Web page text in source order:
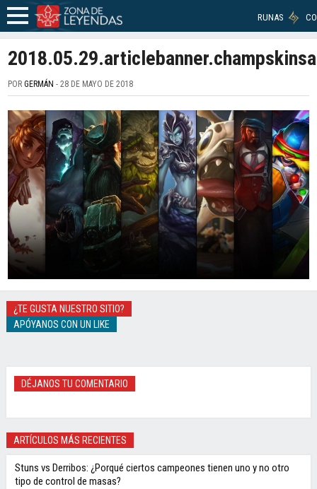
RUNAS
PORGERMÁN - 28 DE MAYO DE 2018
¿TE GUSTA NUESTRO SITIO?
APÓYANOS CON UN LIKE
DÉJANOS TU COMENTARIO
ARTÍCULOS MÁS RECIENTES
Stuns vs Derribos: ¿Porqué ciertos campeones tienen uno y no otro
tipo de control de masas?